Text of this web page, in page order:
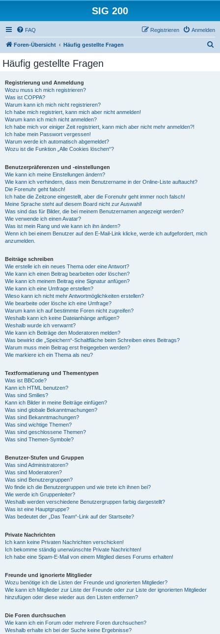
SIG 200
FAQ Anmelden
Registrieren
Foren-Übersicht Häufig gestellte Fragen
Häufig gestellte Fragen
Registrierung und Anmeldung
Wozu muss ich mich registrieren?
Was ist COPPA?
Warum kann ich mich nicht registrieren?
Ich habe mich registriert, kann mich aber nicht anmelden!
Warum kann ich mich nicht anmelden?
Ich habe mich vor einiger Zeit registriert, kann mich aber nicht mehr anmelden?!
Ich habe mein Passwort vergessen!
Warum werde ich automatisch abgemeldet?
Wozu ist die Funktion „Alle Cookies löschen“?
Benutzerpräferenzen und -einstellungen
Wie kann ich meine Einstellungen ändern?
Wie kann ich verhindern, dass mein Benutzername in der Online-Liste auftaucht?
Die Forenuhr geht falsch!
Ich habe die Zeitzone eingestellt, aber die Forenuhr geht immer noch falsch!
Meine Sprache steht auf diesem Board nicht zur Auswahl!
Was sind das für Bilder, die bei meinem Benutzernamen angezeigt werden?
Wie verwende ich einen Avatar?
Was ist mein Rang und wie kann ich ihn ändern?
Wenn ich bei einem Benutzer auf den E-Mail-Link klicke, werde ich aufgefordert, mich
anzumelden.
Beiträge schreiben
Wie erstelle ich ein neues Thema oder eine Antwort?
Wie kann ich einen Beitrag bearbeiten oder löschen?
Wie kann ich meinem Beitrag eine Signatur anfügen?
Wie kann ich eine Umfrage erstellen?
Wieso kann ich nicht mehr Antwortmöglichkeiten erstellen?
Wie bearbeite oder lösche ich eine Umfrage?
Warum kann ich auf bestimmte Foren nicht zugreifen?
Weshalb kann ich keine Dateianhänge anfügen?
Weshalb wurde ich verwarnt?
Wie kann ich Beiträge den Moderatoren melden?
Was bewirkt die „Speichern“-Schaltfläche beim Schreiben eines Beitrags?
Warum muss mein Beitrag erst freigegeben werden?
Wie markiere ich ein Thema als neu?
Textformatierung und Thementypen
Was ist BBCode?
Kann ich HTML benutzen?
Was sind Smilies?
Kann ich Bilder in meine Beiträge einfügen?
Was sind globale Bekanntmachungen?
Was sind Bekanntmachungen?
Was sind wichtige Themen?
Was sind geschlossene Themen?
Was sind Themen-Symbole?
Benutzer-Stufen und Gruppen
Was sind Administratoren?
Was sind Moderatoren?
Was sind Benutzergruppen?
Wo finde ich die Benutzergruppen und wie trete ich ihnen bei?
Wie werde ich Gruppenleiter?
Weshalb werden verschiedene Benutzergruppen farbig dargestellt?
Was ist eine Hauptgruppe?
Was bedeutet der „Das Team“-Link auf der Startseite?
Private Nachrichten
Ich kann keine Privaten Nachrichten verschicken!
Ich bekomme ständig unerwünschte Private Nachrichten!
Ich habe eine Spam-E-Mail von einem Mitglied dieses Forums erhalten!
Freunde und ignorierte Mitglieder
Wozu benötige ich die Listen der Freunde und ignorierten Mitglieder?
Wie kann ich Mitglieder zur Liste der Freunde oder zur Liste der ignorierten Mitglieder
hinzufügen oder diese wieder aus den Listen entfernen?
Die Foren durchsuchen
Wie kann ich ein Forum oder mehrere Foren durchsuchen?
Weshalb erhalte ich bei der Suche keine Ergebnisse?